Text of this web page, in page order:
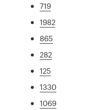
719
1982
865
282
125
1330
1069